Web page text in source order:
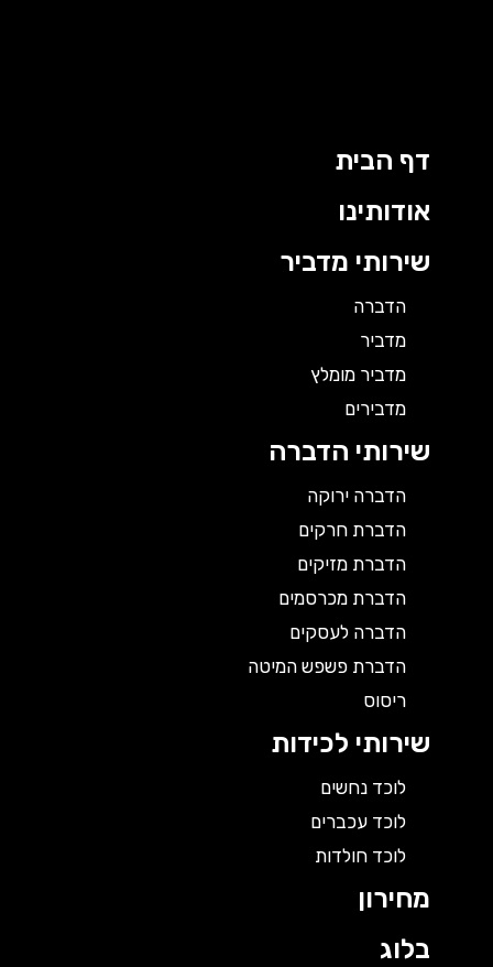
דף הבית
אודותינו
שירותי מדביר
הדברה
מדביר
מדביר מומלץ
מדבירים
שירותי הדברה
הדברה ירוקה
הדברת חרקים
הדברת מזיקים
הדברת מכרסמים
הדברה לעסקים
הדברת פשפש המיטה
ריסוס
שירותי לכידות
לוכד נחשים
לוכד עכברים
לוכד חולדות
מחירון
בלוג